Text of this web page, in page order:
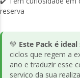
reserva
💚 Este Pack é ideal
ciclos que regem a
ano e traduzir esse
serviço da sua